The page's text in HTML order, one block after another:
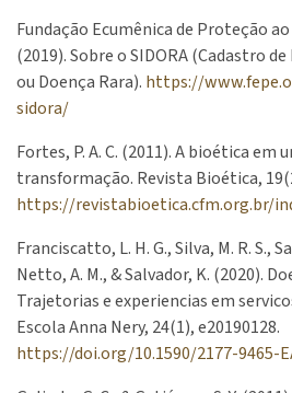
Fundação Ecumênica de Proteção
(2019). Sobre o SIDORA (Cadastro
ou Doença Rara). https://
sidora/
Fortes, P. A. C. (2011). A bioética em
transformação. Revista Bioética,
https://revistabioetica.cfm.org.br/index.php/
Franciscatto, L. H. G., Silva, M. R. S.,
Netto, A. M., & Salvador, K. (2020).
Trajetorias e experiencias em
Escola Anna Nery, 24(1), e20190128.
https://doi.org/10.1590/2177-9465-